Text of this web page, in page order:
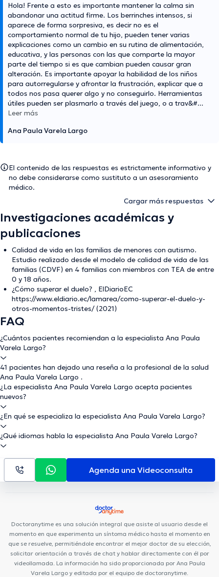
Hola! Frente a esto es importante mantener la calma sin
abandonar una actitud firme. Los berrinches intensos, si
aparece de forma sorpresiva, es decir no es el
comportamiento normal de tu hijo, pueden tener varias
explicaciones como un cambio en su rutina de alimentación,
educativa, y las personas con las que comparte la mayor
parte del tiempo si es que cambian pueden causar gran
alteración. Es importante apoyar la habilidad de los niños
para autorregularse y afrontar la frustración, explicar que a
todos nos pasa querer algo y no conseguirlo. Herramientas
útiles pueden ser plasmarlo a través del juego, o a trav&#...
Leer más
Ana Paula Varela Largo
El contenido de las respuestas es estrictamente informativo y
no debe considerarse como sustituto a un asesoramiento
médico.
Cargar más respuestas
Investigaciones académicas y
publicaciones
Calidad de vida en las familias de menores con autismo.
Estudio realizado desde el modelo de calidad de vida de las
familias (CDVF) en 4 familias con miembros con TEA de entre
0 y 18 años.
¿Cómo superar el duelo? , ElDiarioEC
https://www.eldiario.ec/lamarea/como-superar-el-duelo-y-
otros-momentos-tristes/ (2021)
FAQ
¿Cuántos pacientes recomiendan a la especialista Ana Paula
Varela Largo?
41 pacientes han dejado una reseña a la profesional de la salud
Ana Paula Varela Largo .
¿La especialista Ana Paula Varela Largo acepta pacientes
nuevos?
¿En qué se especializa la especialista Ana Paula Varela Largo?
¿Qué idiomas habla la especialista Ana Paula Varela Largo?
Agenda una Videoconsulta
Doctoranytime es una solución integral que asiste al usuario desde el
momento en que experimenta un síntoma médico hasta el momento en
que se resuelve, permitiéndole encontrar el mejor doctor de su elección,
solicitar orientación a través de chat y hablar directamente con él por
videollamada. La información ha sido proporcionada por Ana Paula
Varela Largo y editada por el equipo de doctoranytime.